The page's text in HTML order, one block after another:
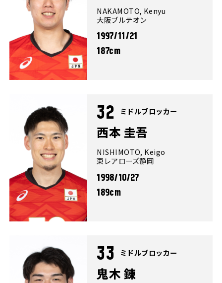
NAKAMOTO, Kenyu
大阪ブルテオン
1997/11/21
187cm
32 ミドルブロッカー
西本 圭吾
NISHIMOTO, Keigo
東レアローズ静岡
1998/10/27
189cm
33 ミドルブロッカー
鬼木 錬